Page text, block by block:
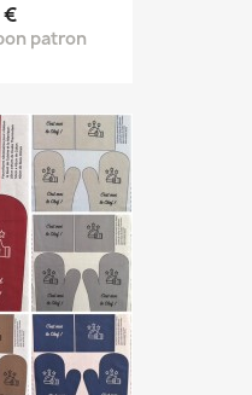
€
patron